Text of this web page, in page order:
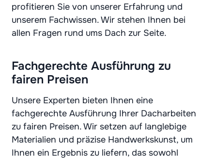
profitieren Sie von unserer Erfahrung und
unserem Fachwissen. Wir stehen Ihnen bei
allen Fragen rund ums Dach zur Seite.
Fachgerechte Ausführung zu
fairen Preisen
Unsere Experten bieten Ihnen eine
fachgerechte Ausführung Ihrer Dacharbeiten
zu fairen Preisen. Wir setzen auf langlebige
Materialien und präzise Handwerkskunst, um
Ihnen ein Ergebnis zu liefern, das sowohl